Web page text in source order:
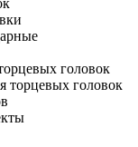
головок
торцевых головок